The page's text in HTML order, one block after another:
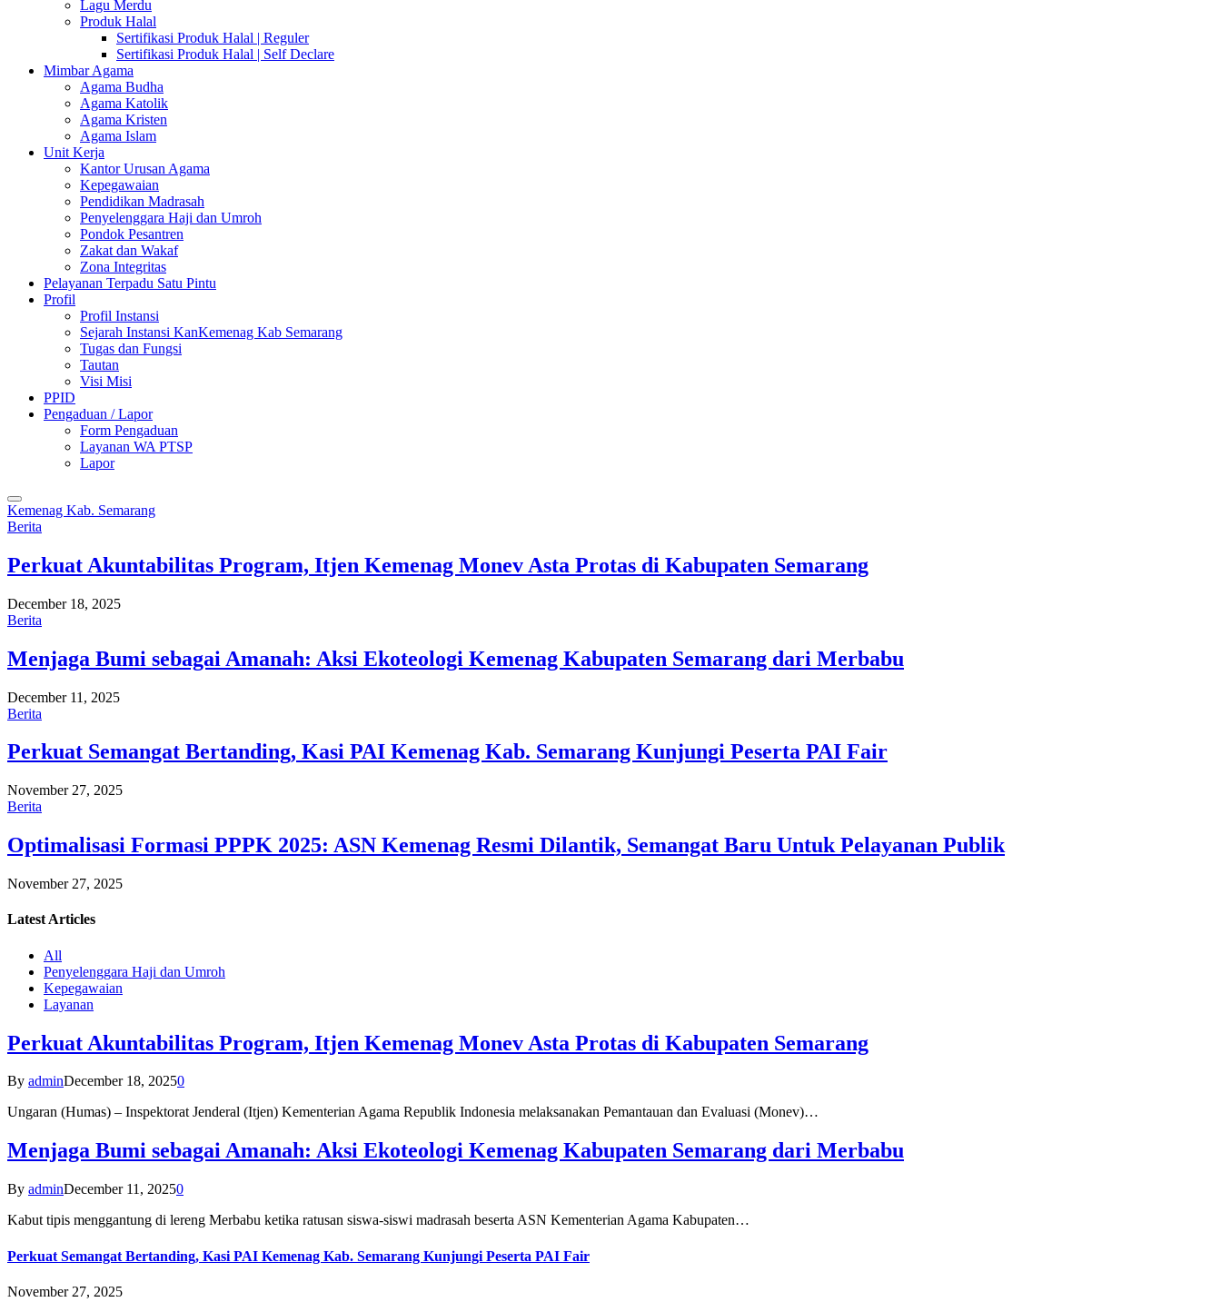
Lagu Merdu
Produk Halal
Sertifikasi Produk Halal | Reguler
Sertifikasi Produk Halal | Self Declare
Mimbar Agama
Agama Budha
Agama Katolik
Agama Kristen
Agama Islam
Unit Kerja
Kantor Urusan Agama
Kepegawaian
Pendidikan Madrasah
Penyelenggara Haji dan Umroh
Pondok Pesantren
Zakat dan Wakaf
Zona Integritas
Pelayanan Terpadu Satu Pintu
Profil
Profil Instansi
Sejarah Instansi KanKemenag Kab Semarang
Tugas dan Fungsi
Tautan
Visi Misi
PPID
Pengaduan / Lapor
Form Pengaduan
Layanan WA PTSP
Lapor
Kemenag Kab. Semarang
Berita
Perkuat Akuntabilitas Program, Itjen Kemenag Monev Asta Protas di Kabupaten Semarang
December 18, 2025
Berita
Menjaga Bumi sebagai Amanah: Aksi Ekoteologi Kemenag Kabupaten Semarang dari Merbabu
December 11, 2025
Berita
Perkuat Semangat Bertanding, Kasi PAI Kemenag Kab. Semarang Kunjungi Peserta PAI Fair
November 27, 2025
Berita
Optimalisasi Formasi PPPK 2025: ASN Kemenag Resmi Dilantik, Semangat Baru Untuk Pelayanan Publik
November 27, 2025
Latest Articles
All
Penyelenggara Haji dan Umroh
Kepegawaian
Layanan
Perkuat Akuntabilitas Program, Itjen Kemenag Monev Asta Protas di Kabupaten Semarang
By adminDecember 18, 20250
Ungaran (Humas) – Inspektorat Jenderal (Itjen) Kementerian Agama Republik Indonesia melaksanakan Pemantauan dan Evaluasi (Monev)…
Menjaga Bumi sebagai Amanah: Aksi Ekoteologi Kemenag Kabupaten Semarang dari Merbabu
By adminDecember 11, 20250
Kabut tipis menggantung di lereng Merbabu ketika ratusan siswa-siswi madrasah beserta ASN Kementerian Agama Kabupaten…
Perkuat Semangat Bertanding, Kasi PAI Kemenag Kab. Semarang Kunjungi Peserta PAI Fair
November 27, 2025